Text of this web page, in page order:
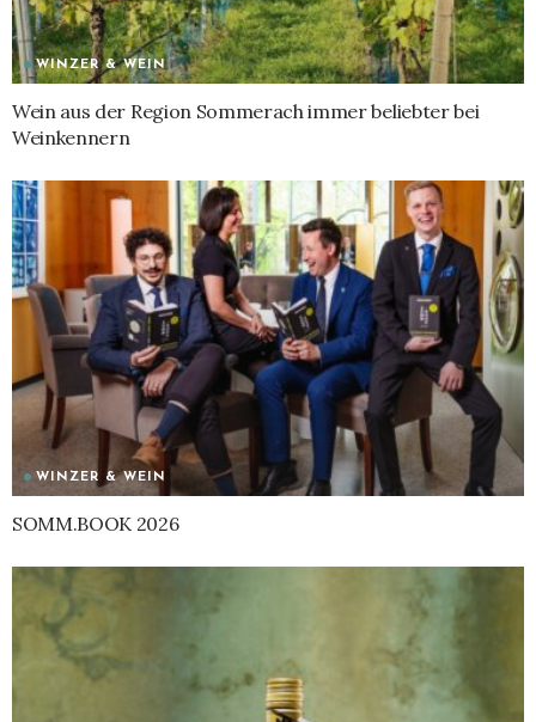
WINZER & WEIN
Wein aus der Region Sommerach immer beliebter bei
Weinkennern
WINZER & WEIN
SOMM.BOOK 2026